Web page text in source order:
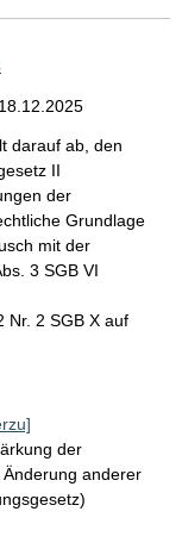
18.12.2025
darauf ab, den
II
der
Grundlage
mit der
3 SGB VI
Nr. 2 SGB X auf
der
anderer